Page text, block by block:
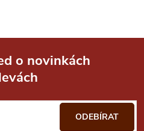
o novinkách
ODEBÍRAT